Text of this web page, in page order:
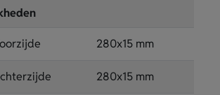
280x15 mm
280x15 mm